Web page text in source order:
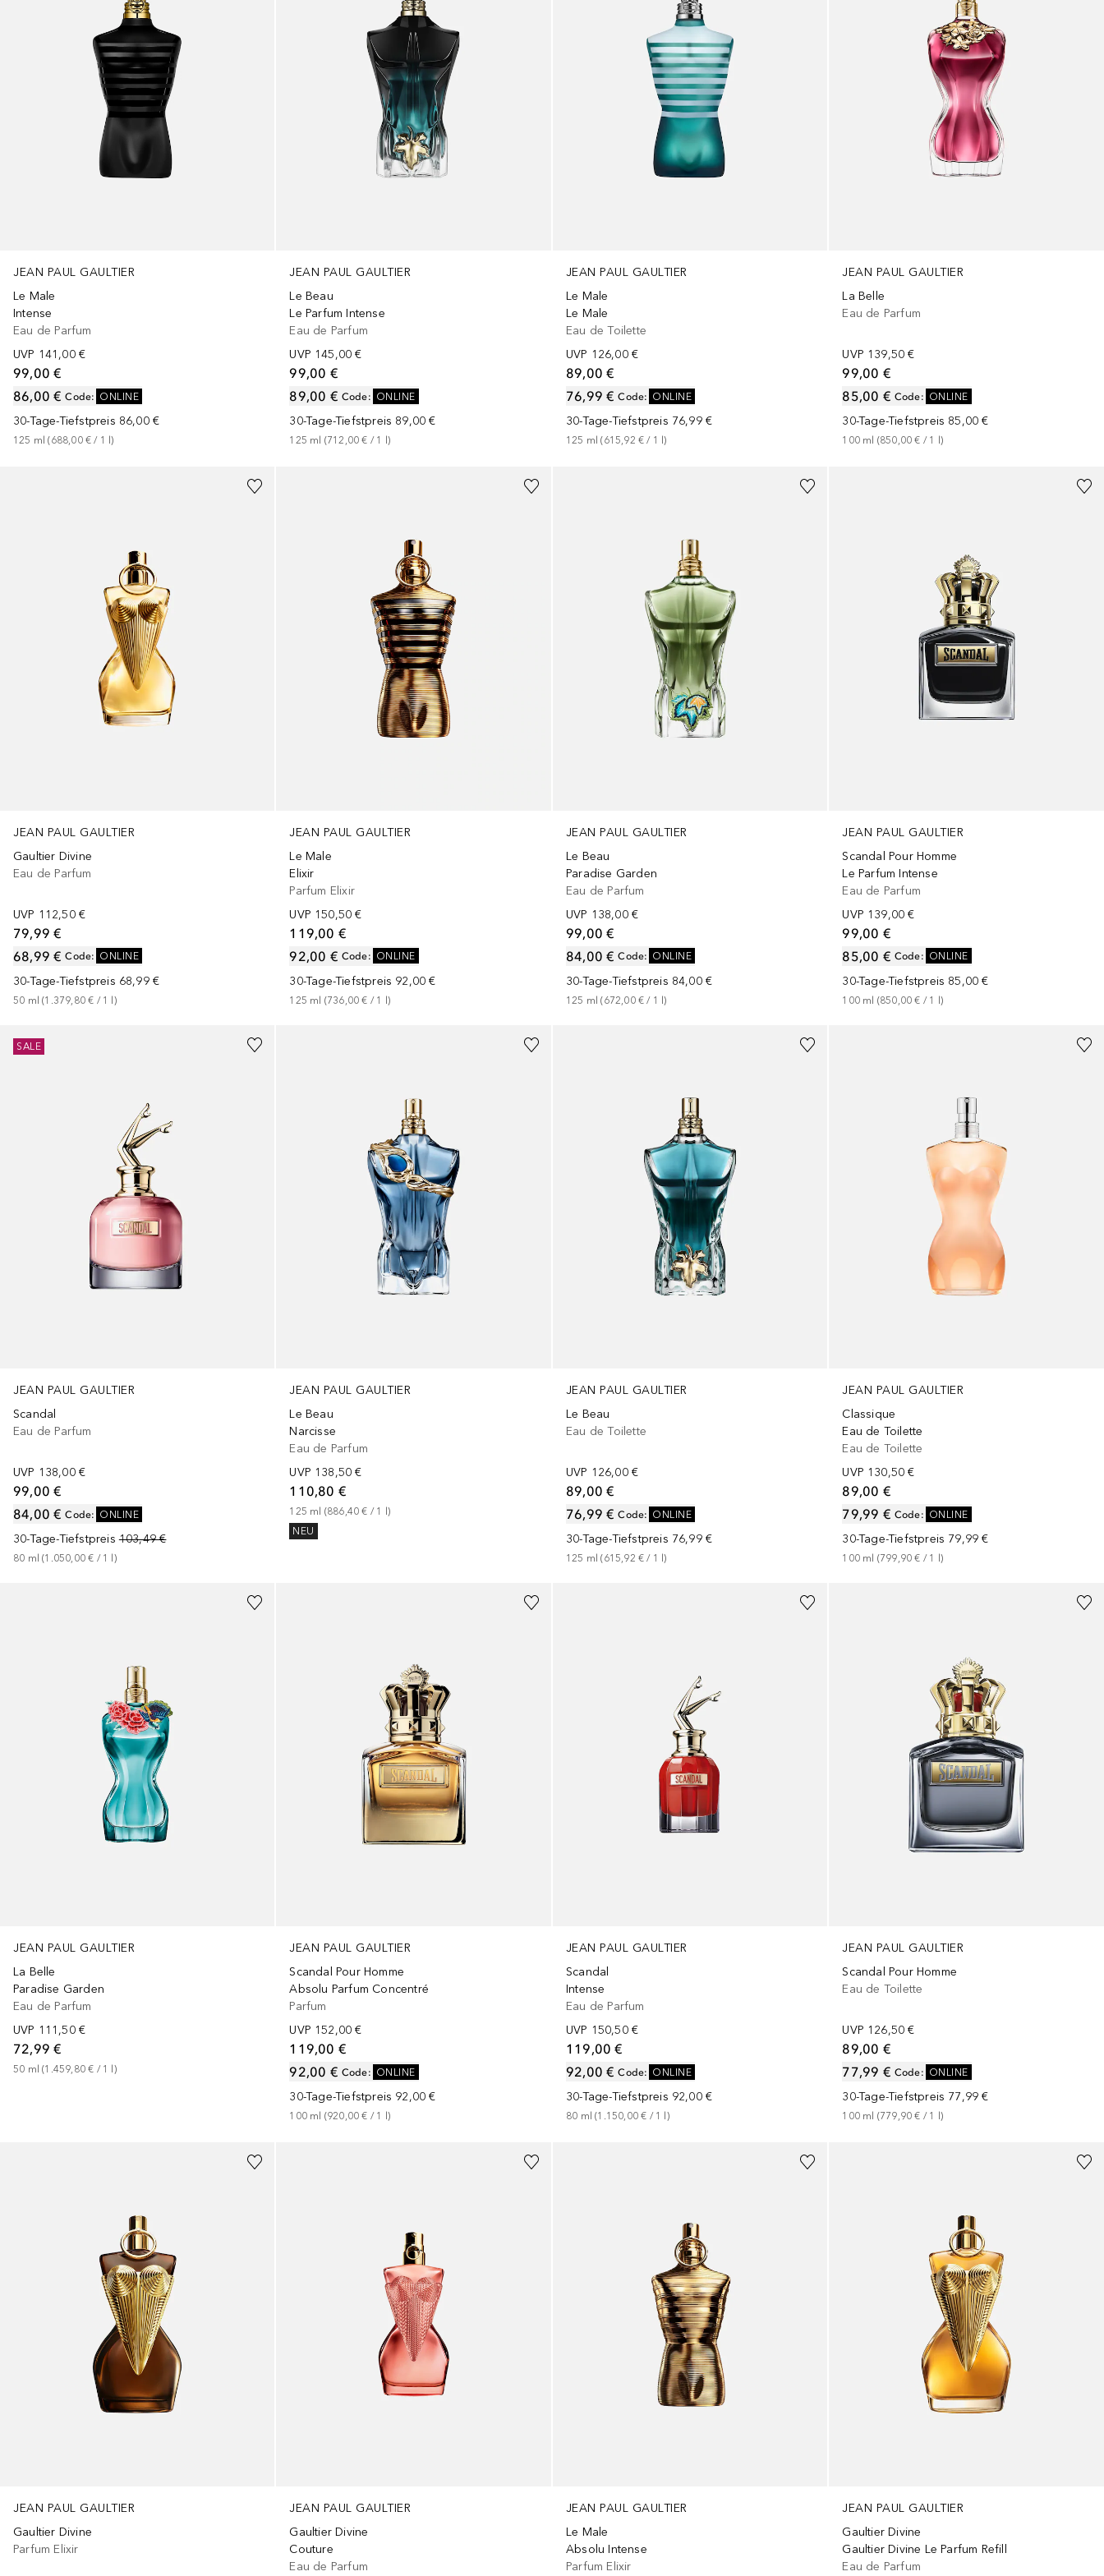
JEAN PAUL GAULTIER
Le Male
Intense
Eau de Parfum
UVP 141,00 €
99,00 €
Code: ONLINE
86,00 €
30-Tage-Tiefstpreis 86,00 €
125 ml (688,00 € / 1 l)
JEAN PAUL GAULTIER
Le Beau
Le Parfum Intense
Eau de Parfum
UVP 145,00 €
99,00 €
Code: ONLINE
89,00 €
30-Tage-Tiefstpreis 89,00 €
125 ml (712,00 € / 1 )
JEAN PAUL GAULTIER
Le Male
Le Male
Eau de Toilette
UVP 126,00 €
89,00 €
Code: ONLINE
76,99 €
30-Tage-Tiefstpreis 76,99 €
125 ml (615,92 € / 1 l)
JEAN PAUL GAULTIER
La Belle
Eau de Parfum
UVP 139,50 €
99,00 €
Code: ONLINE
85,00 €
30-Tage-Tiefstpreis 85,00 €
100 ml (850,00 € / 1 )
JEAN PAUL GAULTIER
Gaultier Divine
Eau de Parfum
UVP 112,50 €
79,99 €
Code: ONLINE
68,99 €
30-Tage-Tiefstpreis 68,99 €
50 ml (1.379,80 € / 1 l)
Größen
JEAN PAUL GAULTIER
Le Male
Elixir
Parfum Elixir
UVP 150,50 €
119,00 €
Code: ONLINE
92,00 €
30-Tage-Tiefstpreis 92,00 €
125 ml (736,00 € / 1 l)
Größen
JEAN PAUL GAULTIER
Le Beau
Paradise Garden
Eau de Parfum
UVP 138,00 €
99,00 €
Code: ONLINE
84,00 €
30-Tage-Tiefstpreis 84,00 €
125 ml (672,00 € / 1 l)
JEAN PAUL GAULTIER
Scandal Pour Homme
Le Parfum Intense
Eau de Parfum
UVP 139,00 €
99,00 €
Code: ONLINE
85,00 €
30-Tage-Tiefstpreis 85,00 €
100 ml (850,00 € / 1 l)
Größen
JEAN PAUL GAULTIER
Scandal
Eau de Parfum
UVP 138,00 €
99,00 €
Code: ONLINE
84,00 €
30-Tage-Tiefstpreis 103,49 €
80 ml (1.050,00 € / 1 )
SALE
2Größen
JEAN PAUL GAULTIER
Le Beau
Narcisse
Eau de Parfum
UVP 138,50 €
110,80 €
125 ml (886,40 € / 1
)
NEU
1 Größe
JEAN PAUL GAULTIER
Le Beau
Eau de Toilette
UVP 126,00 €
89,00 €
Code: ONLINE
76,99 €
30-Tage-Tiefstpreis 76,99 €
125 ml (615,92 € / 1 l)
1 Größe
JEAN PAUL GAULTIER
Classique
Eau de Toilette
Eau de Toilette
UVP 130,50 €
89,00 €
Code: ONLINE
79,99 €
30-Tage-Tiefstpreis 79,99 €
100 ml (799,90 € / 1 )
2 Größen
JEAN PAUL GAULTIER
La Belle
Paradise Garden
Eau de Parfum
UVP 111,50 €
72,99 €
50 ml (1.459,80 € / 1 )
2Größen
JEAN PAUL GAULTIER
Scandal Pour Homme
Absolu Parfum Concentré
Parfum
UVP 152,00 €
119,00 €
Code: ONLINE
92,00 €
30-Tage-Tiefstpreis 92,00 €
100 ml (920,00 € / 1 )
JEAN PAUL GAULTIER
Scandal
Intense
Eau de Parfum
UVP 150,50 €
119,00 €
Code: ONLINE
92,00 €
30-Tage-Tiefstpreis 92,00 €
80 ml (1.150,00 € / 1 )
2 Größen
JEAN PAUL GAULTIER
Scandal Pour Homme
Eau de Toilette
UVP 126,50 €
89,00 €
Code: ONLINE
77,99 €
30-Tage-Tiefstpreis 77,99 €
100 ml (779,90 € / 1 )
3 Größen
JEAN PAUL GAULTIER
Gaultier Divine
Parfum Elixir
JEAN PAUL GAULTIER
Gaultier Divine
Couture
Eau de Parfum
Größen
JEAN PAUL GAULTIER
Le Male
Absolu Intense
Parfum Elixir
Größen
JEAN PAUL GAULTIER
Gaultier Divine
Gaultier Divine Le Parfum Refill
Eau de Parfum
Größen